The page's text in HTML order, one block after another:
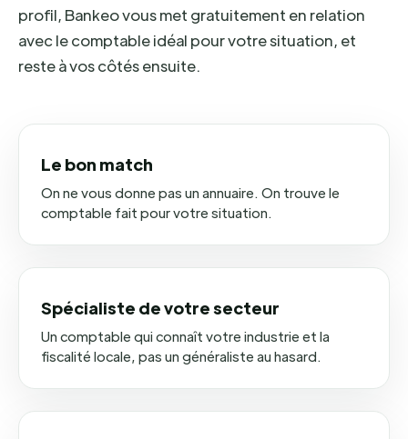
profil, Bankeo vous met gratuitement en relation
avec le comptable idéal pour votre situation, et
reste à vos côtés ensuite.
Le bon match
On ne vous donne pas un annuaire. On trouve le
comptable fait pour votre situation.
Spécialiste de votre secteur
Un comptable qui connaît votre industrie et la
fiscalité locale, pas un généraliste au hasard.